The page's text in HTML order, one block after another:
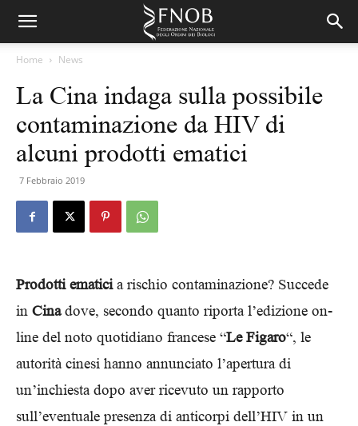
Home News
La Cina indaga sulla possibile
contaminazione da HIV di
alcuni prodotti ematici
7 Febbraio 2019
Prodotti ematicia rischio contaminazione? Succede
in Cinadove, secondo quanto riporta l’edizione on-
line del noto quotidiano francese “Le Figaro“, le
autorità cinesi hanno annunciato l’apertura di
un’inchiesta dopo aver ricevuto un rapporto
sull’eventuale presenza di anticorpi dell’HIV in un